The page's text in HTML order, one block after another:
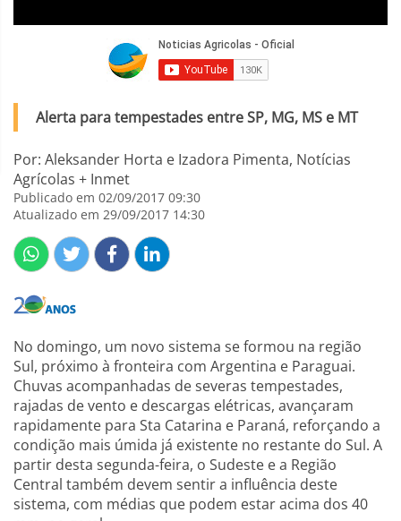
Alerta para tempestades entre SP, MG, MS e MT
Por: Aleksander Horta e Izadora Pimenta, Notícias
Agrícolas + Inmet
Publicado em 02/09/2017 09:30
Atualizado em 29/09/2017 14:30
No domingo, um novo sistema se formou na região
Sul, próximo à fronteira com Argentina e Paraguai.
Chuvas acompanhadas de severas tempestades,
rajadas de vento e descargas elétricas, avançaram
rapidamente para Sta Catarina e Paraná, reforçando a
condição mais úmida já existente no restante do Sul. A
partir desta segunda-feira, o Sudeste e a Região
Central também devem sentir a influência deste
sistema, com médias que podem estar acima dos 40